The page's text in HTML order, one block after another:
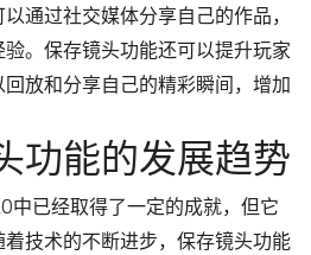
通过社交媒体分享自己的作品，
。保存镜头功能还可以提升玩家
放和分享自己的精彩瞬间，增加
功能的发展趋势
中已经取得了一定的成就，但它
技术的不断进步，保存镜头功能